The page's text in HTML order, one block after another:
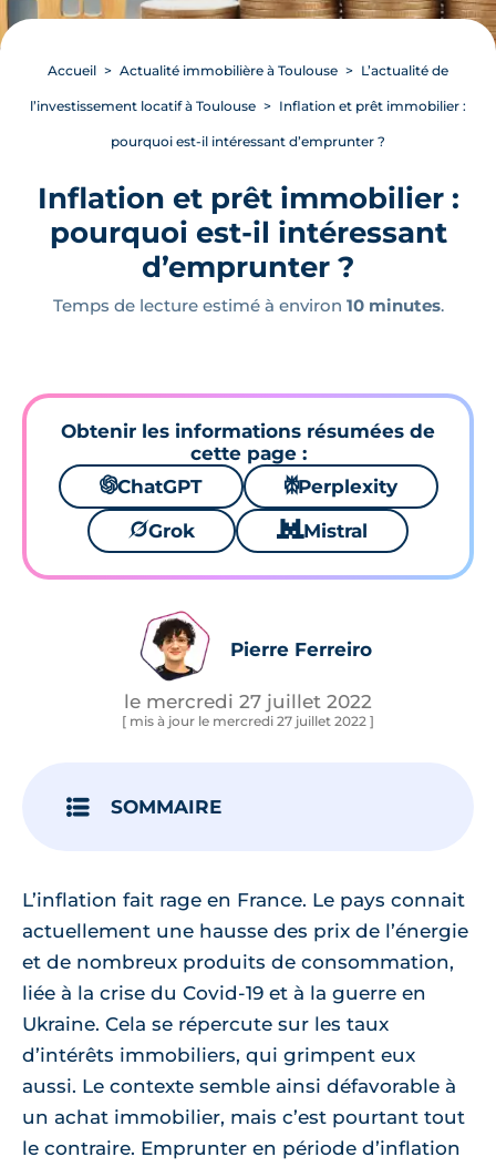
Accueil Actualité immobilière à Toulouse L’actualité de
l’investissement locatif à Toulouse Inflation et prêt immobilier :
pourquoi est-il intéressant d’emprunter ?
Inflation et prêt immobilier :
pourquoi est-il intéressant
d’emprunter ?
Temps de lecture estimé à environ 10 minutes.
Obtenir les informations résumées de
cette page :
🌌ChatGPT ⚙Perplexity
🪐Grok 🐱 Mistral
Pierre Ferreiro
le mercredi 27 juillet 2022
[ mis à jour le mercredi 27 juillet 2022 ]
SOMMAIRE
L’inflation fait rage en France. Le pays connait
actuellement une hausse des prix de l’énergie
et de nombreux produits de consommation,
liée à la crise du Covid-19 et à la guerre en
Ukraine. Cela se répercute sur les taux
d’intérêts immobiliers, qui grimpent eux
aussi. Le contexte semble ainsi défavorable à
un achat immobilier, mais c’est pourtant tout
le contraire. Emprunter en période d’inflation